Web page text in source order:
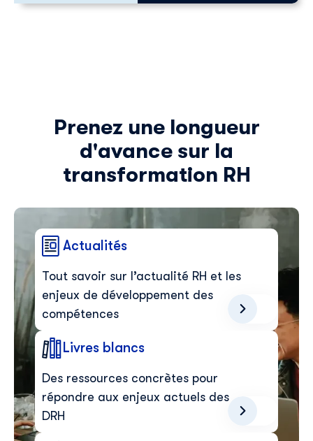
Prenez une longueur
d'avance sur la
transformation RH
Actualités
Tout savoir sur l’actualité RH et les
enjeux de développement des
compétences
Livres blancs
Des ressources concrètes pour
répondre aux enjeux actuels des
DRH